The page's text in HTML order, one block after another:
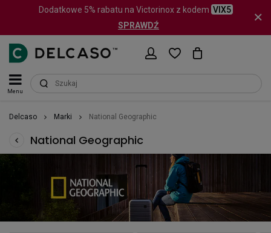
Dodatkowe 5% rabatu na Victorinox z kodem VIX5
SPRAWDŹ
Menu
Delcaso Marki National Geographic
National Geographic